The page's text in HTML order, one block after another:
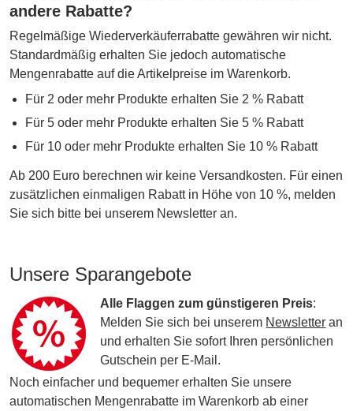
andere Rabatte?
Regelmäßige Wiederverkäuferrabatte gewähren wir nicht.
Standardmäßig erhalten Sie jedoch automatische
Mengenrabatte auf die Artikelpreise im Warenkorb.
Für 2 oder mehr Produkte erhalten Sie 2 % Rabatt
Für 5 oder mehr Produkte erhalten Sie 5 % Rabatt
Für 10 oder mehr Produkte erhalten Sie 10 % Rabatt
Ab 200 Euro berechnen wir keine Versandkosten. Für einen
zusätzlichen einmaligen Rabatt in Höhe von 10 %, melden
Sie sich bitte bei unserem Newsletter an.
Unsere Sparangebote
Alle Flaggen zum günstigeren Preis:
Melden Sie sich bei unserem Newsletter an
und erhalten Sie sofort Ihren persönlichen
Gutschein per E-Mail.
Noch einfacher und bequemer erhalten Sie unsere
automatischen Mengenrabatte im Warenkorb ab einer